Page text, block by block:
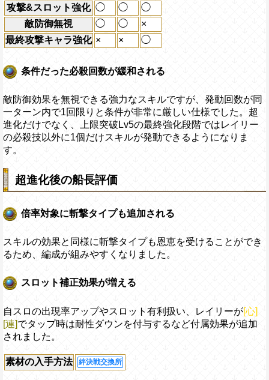
攻撃&スロット強化 ◯ ◯
◯
敵防御無視
◯ ◯
×
最終攻撃キャラ強化 × × ◯
条件だった必殺回数が緩和される
敵防御効果を無視できる強力なスキルですが、発動回数が同
一ターン内で1回限りと条件が非常に厳しい仕様でした。超
進化だけでなく、上限突破Lv5の最終強化段階ではレイリー
の必殺技以外に1個だけスキルが発動できるようになりま
す。
超進化後の船長評価
倍率対象に斬撃タイプも追加される
スキルの効果と同様に斬撃タイプも恩恵を受けることができ
るため、編成が組みやすくなりました。
スロット補正効果が増える
自スロの出現率アップやスロット有利扱い、レイリーが[心]
[連]でタップ時は耐性ダウンを付与するなど付属効果が追加
されました。
素材の入手方法 絆決戦交換所